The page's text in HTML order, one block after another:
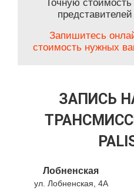
Точную стоимость
Запишитесь
стоимость нужных
ЗАПИСЬ
Лобненская
ул. Лобненская, 4А